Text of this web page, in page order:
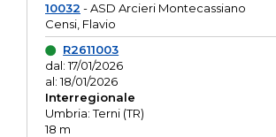
10032 - ASD Arcieri Montecassiano
Censi, Flavio
R2611003
dal: 17/01/2026
al: 18/01/2026
Interregionale
Umbria: Terni (TR)
18 m